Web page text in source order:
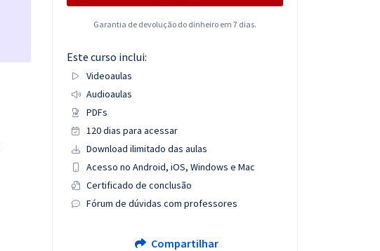
Garantia de devolução do dinheiro em 7 dias.
Este curso inclui:
Videoaulas
Audioaulas
PDFs
120 dias para acessar
Download ilimitado das aulas
Acesso no Android, iOS, Windows e Mac
Certificado de conclusão
Fórum de dúvidas com professores
Compartilhar